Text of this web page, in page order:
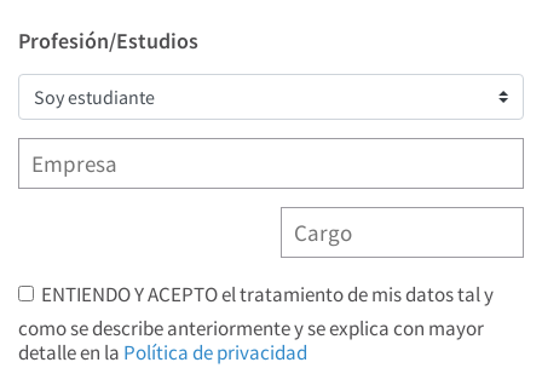
Profesión/Estudios
ENTIENDO Y ACEPTO el tratamiento de mis datos tal y
como se describe anteriormente y se explica con mayor
detalle en la Política de privacidad